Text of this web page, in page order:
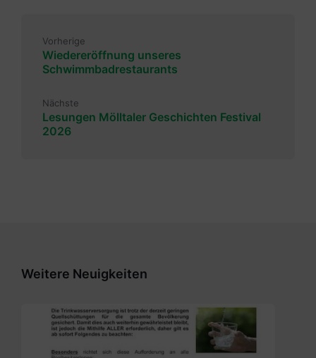
Vorherige
Wiedereröffnung unseres
Schwimmbadrestaurants
Nächste
Lesungen Mölltaler Geschichten Festival
2026
Weitere Neuigkeiten
Bürgermeisterinfo
Wasser.pdf